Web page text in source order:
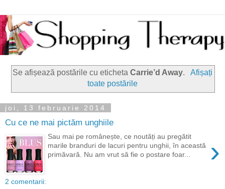
Se afișează postările cu etichetaCarrie’d Away.
Afișați
toate postările
joi, 13 februarie 2014
Cu ce ne mai pictăm unghiile
›
Sau mai pe românește, ce noutăți au pregătit
marile branduri de lacuri pentru unghii, în această
primăvară. Nu am vrut să fie o postare foar...
2 comentarii: